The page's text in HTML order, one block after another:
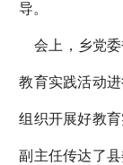
导。
会上，乡党委
教育实践活动
组织开展好教
副主任传达了